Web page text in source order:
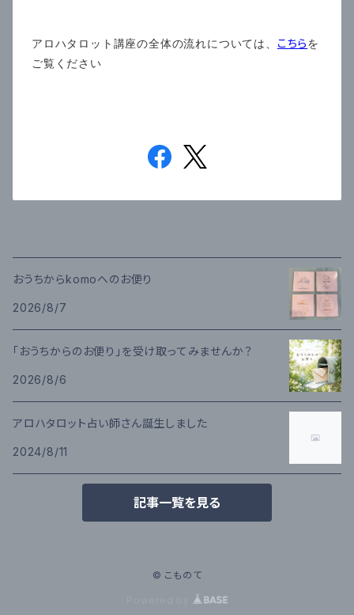
アロハタロット講座の全体の流れについては、 こちらを
ご覧ください
おうちからkomoへのお便り
2026/8/7
「おうちからのお便り」を受け取ってみませんか？
2026/8/6
アロハタロット占い師さん誕生しました
2024/8/11
記事一覧を見る
© こものて